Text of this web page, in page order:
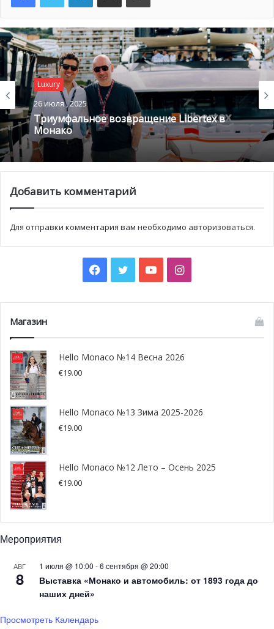
На торгах будут представлены более 550 лотов
изысканных ювелирных изделий ручной работы, а
также часы — как ручные, так и карманные модели.
Мероприятие будет идти на протяжении двух дней:
каждый день новые лоты и коллекции будут появляться
на глазах у публики.
Luxury
26 июля , 2025
Триумфальное возвращение Libertex в
Монако
Добавить комментарий
Для отправки комментария вам необходимо авторизоваться.
Facebook
TwitterYouTubeInstagram
Магазин
Hello Monaco №14 Весна 2026
€19.00
Hello Monaco №13 Зима 2025-2026
€19.00
Hello Monaco №12 Лето – Осень 2025
€19.00
Мероприятия
АВГ
8
1 июля @ 10:00 -6 сентября @ 20:00
Выставка «Монако и автомобиль: от 1893 года до
наших дней»
Просмотреть Календарь